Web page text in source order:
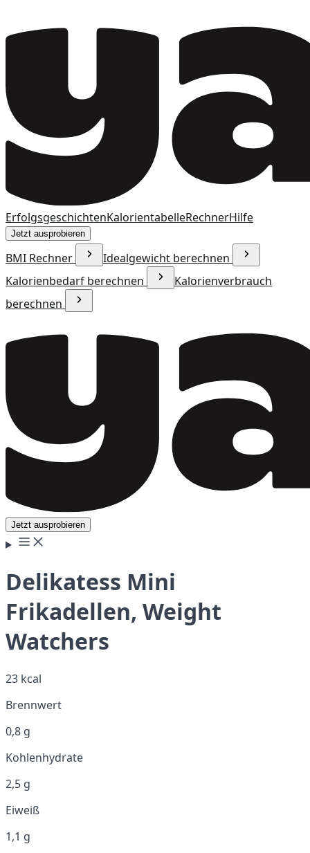
ErfolgsgeschichtenKalorientabelleRechnerHilfe
Jetzt ausprobieren
BMI Rechner
Idealgewicht berechnen
Kalorienbedarf berechnen
Kalorienverbrauch
berechnen
Jetzt ausprobieren
Delikatess Mini
Frikadellen, Weight
Watchers
23 kcal
Brennwert
0,8 g
Kohlenhydrate
2,5 g
Eiweiß
1,1 g